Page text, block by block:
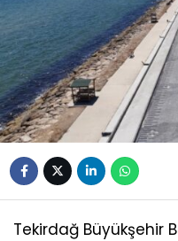
Tekirdağ Büyükşehir